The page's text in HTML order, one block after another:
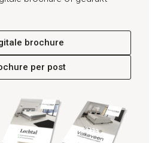
brochure
per post